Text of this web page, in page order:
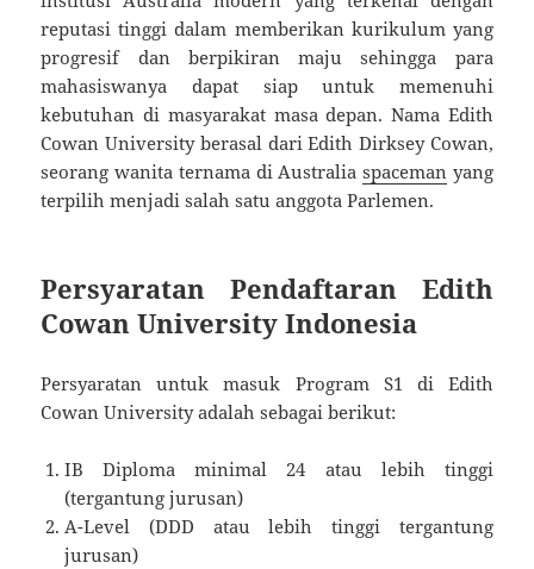
reputasi tinggi dalam memberikan kurikulum yang
progresif dan berpikiran maju sehingga para
mahasiswanya dapat siap untuk memenuhi
kebutuhan di masyarakat masa depan. Nama Edith
Cowan University berasal dari Edith Dirksey Cowan,
seorang wanita ternama di Australia spacemanyang
terpilih menjadi salah satu anggota Parlemen.
Persyaratan Pendaftaran Edith
Cowan University Indonesia
Persyaratan untuk masuk Program S1 di Edith
Cowan University adalah sebagai berikut:
IB Diploma minimal 24 atau lebih tinggi
(tergantung jurusan)
A-Level (DDD atau lebih tinggi tergantung
jurusan)